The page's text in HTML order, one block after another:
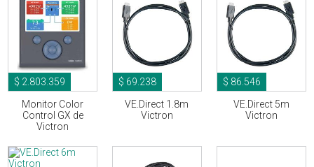
$ 2.803.359
Monitor Color
Control GX de
Victron
$ 69.238
VE.Direct 1.8m
Victron
$ 86.546
VE.Direct 5m
Victron